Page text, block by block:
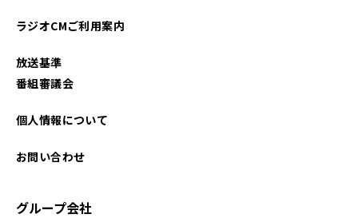
ラジオCMご利用案内
放送基準
番組審議会
個人情報について
お問い合わせ
グループ会社